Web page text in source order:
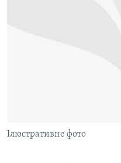
УКРАЇНСЬКА ПРОБЛЕМА
Ілюстративне фото